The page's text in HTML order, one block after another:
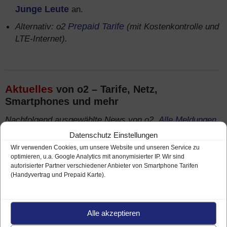
Datenschutz Einstellungen
Wir verwenden Cookies, um unsere Website und unseren Service zu
optimieren, u.a. Google Analytics mit anonymisierter IP. Wir sind
autorisierter Partner verschiedener Anbieter von Smartphone Tarifen
(Handyvertrag und Prepaid Karte).
Alle akzeptieren
Junge Leute an.
Alternativ: o2 Prepaid Tarife (mit Kostenkontrolle und
LTE-Internet).
Aktuelles von o2 – Tarife, Netz,
Smartphones und mehr
Nachfolgend ausgewählte News von o2.Alle Meldungen
– 9. Januar 2018
o2 / Telefónica Mobilfunk-Netz
– 4G Ausbau und beste 3G Versorgung
Ähnliche Smartphone Tarife